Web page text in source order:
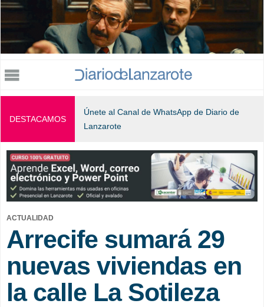
Jump to navigation
DESTACAMOS
Únete al Canal de WhatsApp de Diario de
Lanzarote
ACTUALIDAD
Arrecife sumará 29
nuevas viviendas en
la calle La Sotileza